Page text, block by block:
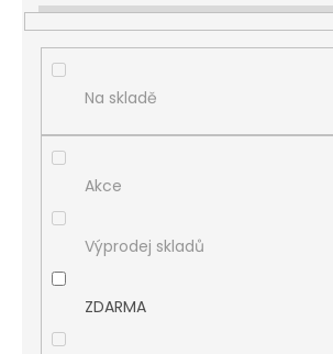
Na skladě
Akce
Výprodej skladů
ZDARMA